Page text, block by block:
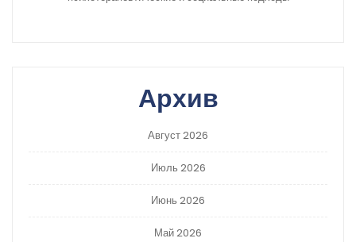
Архив
Август 2026
Июль 2026
Июнь 2026
Май 2026